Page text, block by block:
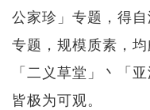
公家珍」专题，得
专题，规模质素，
「二义草堂」丶「
皆极为可观。